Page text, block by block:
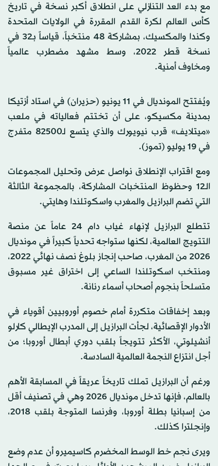
مع بدء العد التنازلي على انطلاق أكبر نسخة في تاريخ
كأس العالم لكرة القدم المقررة في الولايات المتحدة
وكندا والمكسيك، بمشاركة 48 منتخباً، قياساً بـ32 في
نسخة قطر 2022، وسط مشهد مضطرب عالمياً
ومخاوف أمنية.
ويُفتتح المونديال في 11 يونيو (حزيران) في استاد أزتيكا
بمدينة مكسيكو، على أن تختتم فعالياته في ملعب
«ميتلايف» قرب نيويورك والذي يتسع لـ82500 متفرج
في 19 يوليو (تموز).
ومع اقتراب الإنطلاق نواصل عرض وتحليل المجموعات
الـ12 وحظوظ المنتخبات المشاركة، بالمجموعة الثالثة
التي تضم البرازيل والمغرب واسكوتلندا وهايتي.
تتطلع البرازيل لإنهاء غياب دام 24 عاماً عن منصة
التتويج العالمية، لكنها ستواجه تحدياً كبيراً في مونديال
2026 من المغرب، صاحب إنجاز بلوغ نصف نهائي 2022،
ومنتخب اسكوتلندا الساعي إلى اختراق غير مسبوق
متسلحاً بنجوم أصحاب أسماء رنانة.
وبعد إخفاقات متكررة أمام خصوم أوروبيين أقوياء في
الأدوار الإقصائية، لجأت البرازيل إلى المدرب الإيطالي كارلو
أنشيلوتي، الأكثر تتويجاً بلقب دوري أبطال أوروبا؛ من
أجل انتزاع النجمة العالمية السادسة.
ورغم أن البرازيل تملك تاريخاً عريقاً في المسابقة الأهم
بالعالم، فإنها تدخل مونديال 2026 وهي في تصنيف أقل
من إسبانيا بطلة أوروبا، وفرنسا المتوجة بلقب 2018،
وإنجلترا كذلك.
ويرى نجم خط الوسط المخضرم كاسيميرو ⁠أن عدم وضع